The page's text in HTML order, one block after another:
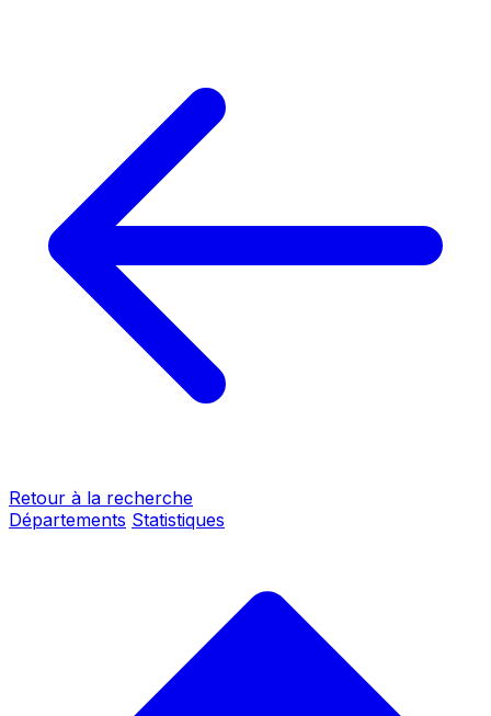
Retour à la recherche
Départements Statistiques